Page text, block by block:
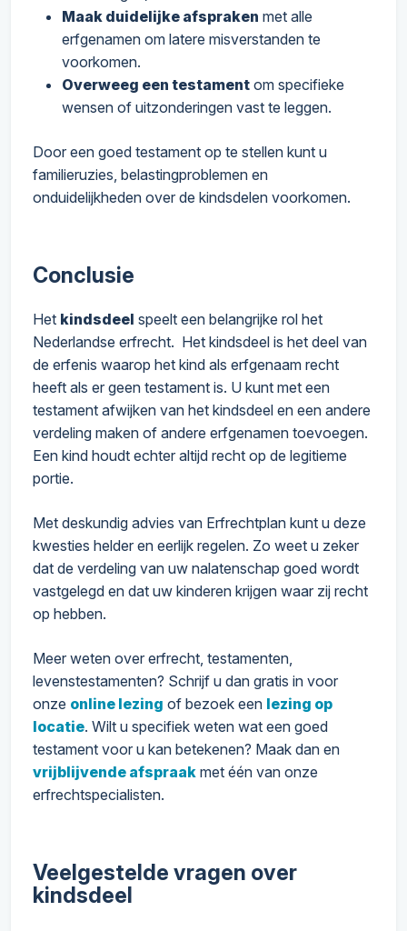
Maak duidelijke afspraken met alle
erfgenamen om latere misverstanden te
voorkomen.
Overweeg een testament om specifieke
wensen of uitzonderingen vast te leggen.
Door een goed testament op te stellen kunt u
familieruzies, belastingproblemen en
onduidelijkheden over de kindsdelen voorkomen.
Conclusie
Het kindsdeel speelt een belangrijke rol het
Nederlandse erfrecht. Het kindsdeel is het deel van
de erfenis waarop het kind als erfgenaam recht
heeft als er geen testament is. U kunt met een
testament afwijken van het kindsdeel en een andere
verdeling maken of andere erfgenamen toevoegen.
Een kind houdt echter altijd recht op de legitieme
portie.
Met deskundig advies van Erfrechtplan kunt u deze
kwesties helder en eerlijk regelen. Zo weet u zeker
dat de verdeling van uw nalatenschap goed wordt
vastgelegd en dat uw kinderen krijgen waar zij recht
op hebben.
Meer weten over erfrecht, testamenten,
levenstestamenten? Schrijf u dan gratis in voor
onze online lezing of bezoek een lezing op
locatie. Wilt u specifiek weten wat een goed
testament voor u kan betekenen? Maak dan en
vrijblijvende afspraak met één van onze
erfrechtspecialisten.
Veelgestelde vragen over
kindsdeel